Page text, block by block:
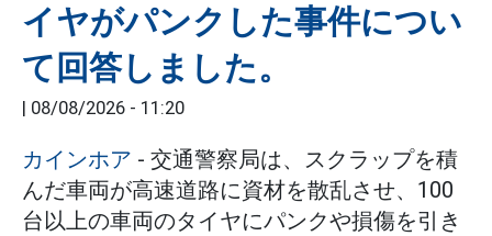
イヤがパンクした事件につい
て回答しました。
| 08/08/2026 - 11:20
カインホア - 交通警察局は、スクラップを積
んだ車両が高速道路に資材を散乱させ、100
台以上の車両のタイヤにパンクや損傷を引き